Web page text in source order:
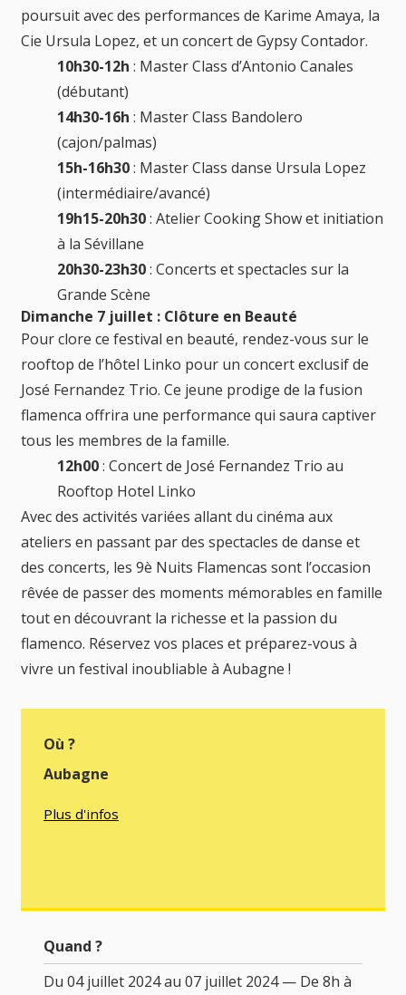
poursuit avec des performances de Karime Amaya, la
Cie Ursula Lopez, et un concert de Gypsy Contador.
10h30-12h : Master Class d’Antonio Canales
(débutant)
14h30-16h : Master Class Bandolero
(cajon/palmas)
15h-16h30: Master Class danse Ursula Lopez
(intermédiaire/avancé)
19h15-20h30: Atelier Cooking Show et initiation
à la Sévillane
20h30-23h30: Concerts et spectacles sur la
Grande Scène
Dimanche 7 juillet : Clôture en Beauté
Pour clore ce festival en beauté, rendez-vous sur le
rooftop de l’hôtel Linko pour un concert exclusif de
José Fernandez Trio. Ce jeune prodige de la fusion
flamenca offrira une performance qui saura captiver
tous les membres de la famille.
12h00: Concert de José Fernandez Trio au
Rooftop Hotel Linko
Avec des activités variées allant du cinéma aux
ateliers en passant par des spectacles de danse et
des concerts, les 9è Nuits Flamencas sont l’occasion
rêvée de passer des moments mémorables en famille
tout en découvrant la richesse et la passion du
flamenco. Réservez vos places et préparez-vous à
vivre un festival inoubliable à Aubagne !
Où ?
Aubagne
Plus d'infos
Quand ?
Du 04 juillet 2024 au 07 juillet 2024 — De 8h à